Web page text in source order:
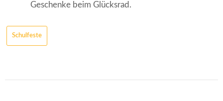
Geschenke beim Glücksrad.
Schulfeste